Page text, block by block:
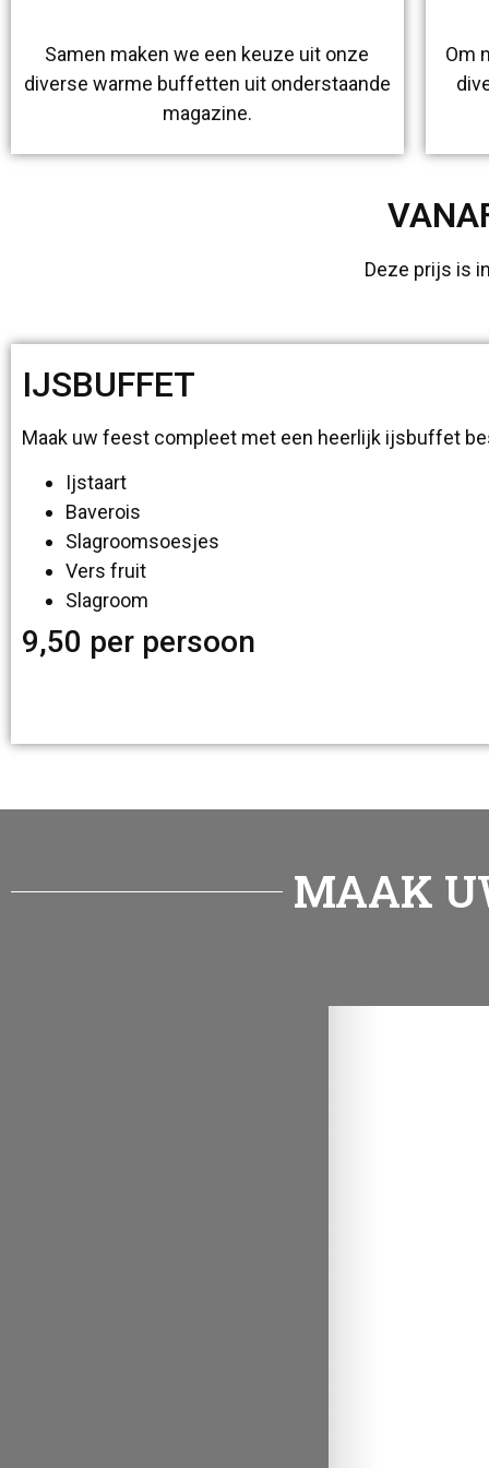
Samen maken we een keuze uit onze
diverse warme buffetten uit onderstaande
magazine.
Om
Deze prijs is
IJSBUFFET
Maak uw feest compleet met een heerlijk ijsbuffet
Ijstaart
Baverois
Slagroomsoesjes
Vers fruit
Slagroom
9,50 per persoon
MAAK